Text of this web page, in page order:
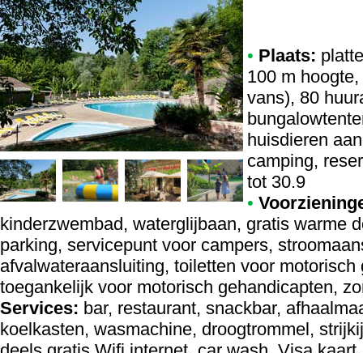
• Plaats:
100 m
vans), 80
huisdieren
camping,
tot 30.9
•
kinderzwembad, waterglijbaan, gratis warme
parking, servicepunt voor campers,
afvalwateraansluiting, toiletten voor
toegankelijk voor motorisch gehandicapten,
Services: bar, restaurant, snackbar,
koelkasten, wasmachine, droogtrommel,